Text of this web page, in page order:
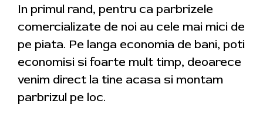
In primul rand, pentru ca parbrizele
comercializate de noi au cele mai mici de
pe piata. Pe langa economia de bani, poti
economisi si foarte mult timp, deoarece
venim direct la tine acasa si montam
parbrizul pe loc.